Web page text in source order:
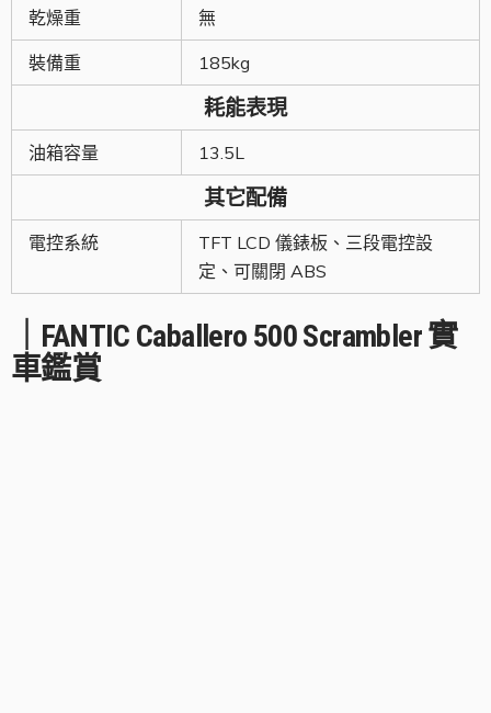
乾燥重 無
裝備重 185kg
耗能表現
油箱容量 13.5L
其它配備
電控系統
TFT LCD 儀錶板、三段電控設
定、可關閉 ABS
｜FANTIC Caballero 500 Scrambler 實
車鑑賞